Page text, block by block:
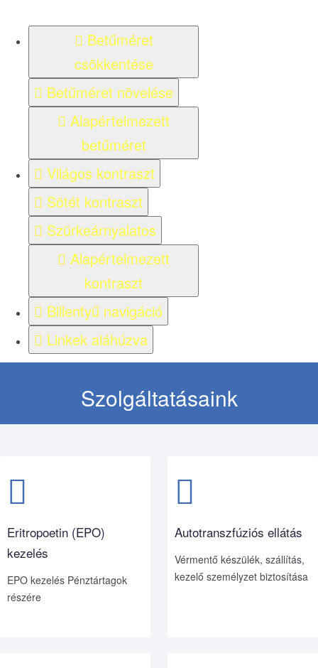
Betűméret
csökkentése
Betűméret növelése
Alapértelmezett
betűméret
Világos kontraszt
Sötét kontraszt
Szürkeárnyalatos
Alapértelmezett
kontraszt
Billentyű navigáció
Linkek aláhúzva
Szolgáltatásaink
Eritropoetin (EPO)
kezelés
EPO kezelés Pénztártagok
részére
Autotranszfúziós ellátás
Vérmentő készülék, szállítás,
kezelő személyzet biztosítása